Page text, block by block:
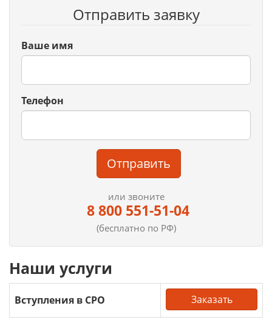
Отправить заявку
Ваше имя
Телефон
Отправить
или звоните
8 800 551-51-04
(бесплатно по РФ)
Наши услуги
Вступления в СРО Заказать